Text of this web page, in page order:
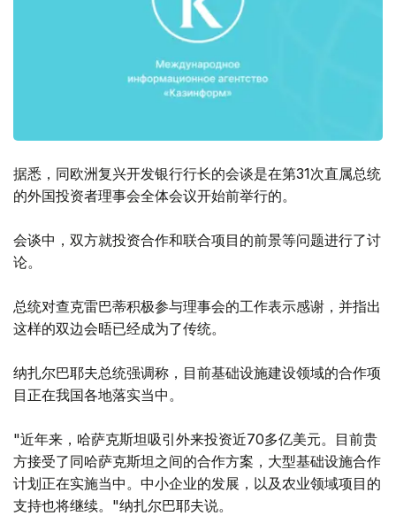
据悉，同欧洲复兴开发银行行长的会谈是在第31次直属总统
的外国投资者理事会全体会议开始前举行的。
会谈中，双方就投资合作和联合项目的前景等问题进行了讨
论。
总统对查克雷巴蒂积极参与理事会的工作表示感谢，并指出
这样的双边会晤已经成为了传统。
纳扎尔巴耶夫总统强调称，目前基础设施建设领域的合作项
目正在我国各地落实当中。
"近年来，哈萨克斯坦吸引外来投资近70多亿美元。目前贵
方接受了同哈萨克斯坦之间的合作方案，大型基础设施合作
计划正在实施当中。中小企业的发展，以及农业领域项目的
支持也将继续。"纳扎尔巴耶夫说。